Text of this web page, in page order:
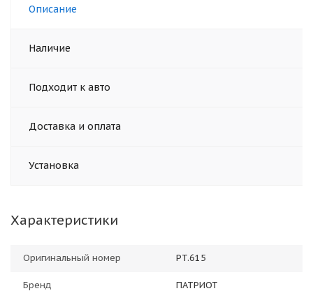
Описание
Наличие
Подходит к авто
Доставка и оплата
Установка
Характеристики
Оригинальный номер PT.615
Бренд ПАТРИОТ